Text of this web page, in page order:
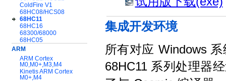
ColdFire V1
68HC08/HCS08
68HC11
68HC16
68300/68000
68HC05
ARM
ARM Cortex
M0,M0+,M3,M4
Kinetis ARM Cortex
M0+,M4
集成开发环境
所有对应 Windows
68HC11 系列处理器